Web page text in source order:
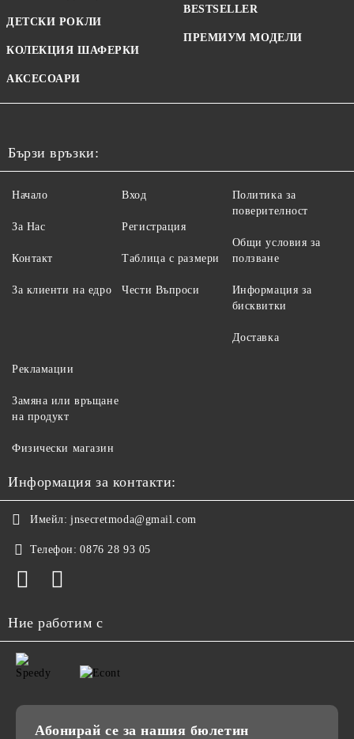
ДЕТСКИ РОКЛИ
КОЛЕКЦИЯ ШАФЕРКИ
АКСЕСОАРИ
BESTSELLER
ПРЕМИУМ МОДЕЛИ
Бързи връзки:
Начало
За Нас
Контакт
За клиенти на едро
Вход
Регистрация
Таблица с размери
Чести Въпроси
Политика за
поверителност
Общи условия за
ползване
Информация за
бисквитки
Доставка
Рекламации
Замяна или връщане
на продукт
Физически магазин
Информация за контакти:
Имейл: jnsecretmoda@gmail.com
Телефон: 0876 28 93 05
Ние работим с
Абонирай се за нашия бюлетин